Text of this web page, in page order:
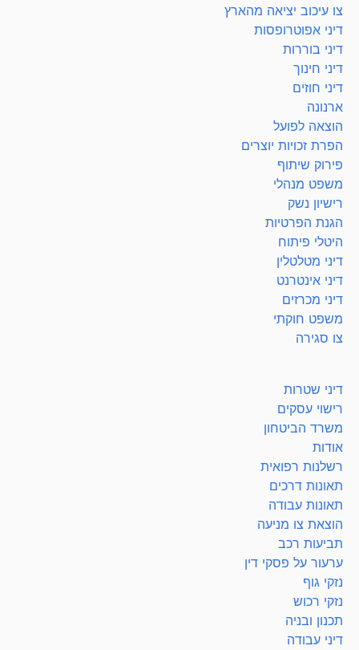
צו עיכוב יציאה מהארץ
דיני אפוטרופסות
דיני בוררות
דיני חינוך
דיני חוזים
ארנונה
הוצאה לפועל
הפרת זכויות יוצרים
פירוק שיתוף
משפט מנהלי
רישיון נשק
הגנת הפרטיות
היטלי פיתוח
דיני מטלטלין
דיני אינטרנט
דיני מכרזים
משפט חוקתי
צו סגירה
דיני שטרות
רישוי עסקים
משרד הביטחון
אודות
רשלנות רפואית
תאונות דרכים
תאונות עבודה
הוצאת צו מניעה
תביעות רכב
ערעור על פסקי דין
נזקי גוף
נזקי רכוש
תכנון ובניה
דיני עבודה